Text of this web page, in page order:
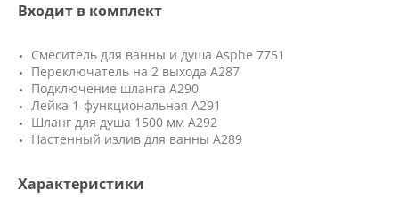
Входит в комплект
Смеситель для ванны и душа Asphe 7751
Переключатель на 2 выхода А287
Подключение шланга A290
Лейка 1-функциональная A291
Шланг для душа 1500 мм A292
Настенный излив для ванны A289
Характеристики